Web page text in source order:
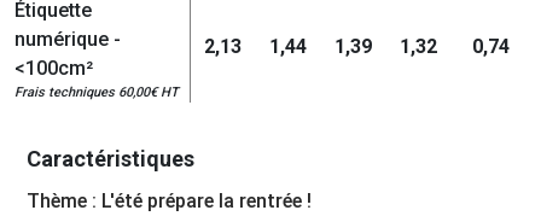
Étiquette
numérique -
<100cm²
Frais techniques 60,00€ HT
2,13 1,44 1,39 1,32 0,74
Caractéristiques
Thème : L'été prépare la rentrée !